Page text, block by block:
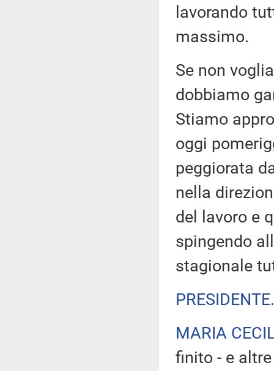
lavorando
massimo.
Se non
dobbiamo
Stiamo
oggi
peggiorata
nella
del lavoro e
spingendo
stagionale
PRESIDENTE
MARIA
finito - e